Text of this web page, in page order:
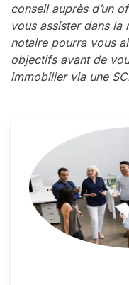
conseil auprès d’un
vous assister dans la
notaire pourra vous
objectifs avant de
immobilier via une